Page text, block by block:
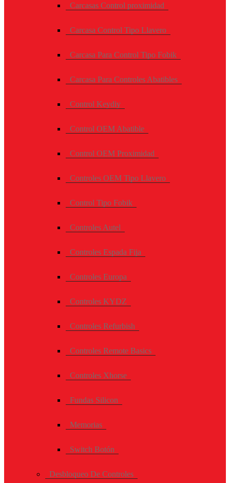
Carcasas Control proximidad
Carcasa Control Tipo Llavero
Carcasa Para Control Tipo Fobik
Carcasa Para Controles Abatibles
Control Keydiy
Control OEM Abatible
Control OEM Proximidad
Controles OEM Tipo Llavero
Control Tipo Fobik
Controles Autel
Controles Espada Fija
Controles Europa
Controles KYDZ
Controles Refurbish
Controles Remote Basics
Controles Xhorse
Fundas Silicon
Memorias
Switch Botón
Desbloqueo De Controles